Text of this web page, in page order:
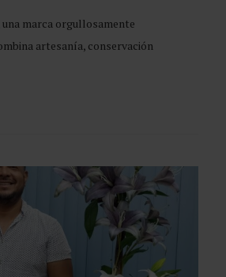
marca orgullosamente
artesanía, conservación